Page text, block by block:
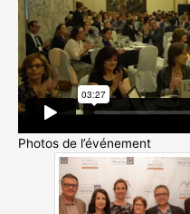
Photos de l’événement